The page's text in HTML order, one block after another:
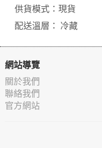
供貨模式：現貨
配送溫層： 冷藏
網站導覽
關於我們
聯絡我們
官方網站